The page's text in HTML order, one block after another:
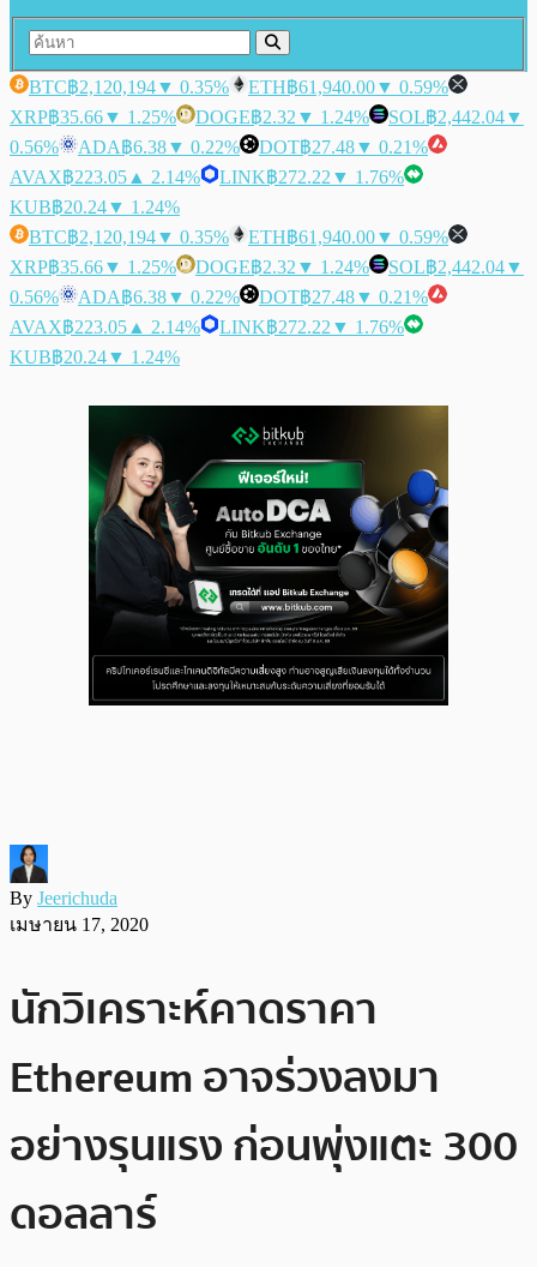
BTC฿2,120,194▼ 0.35% ETH฿61,940.00▼ 0.59%
XRP฿35.66▼ 1.25% DOGE฿2.32 ▼ 1.24% SOL฿2,442.04▼
0.56%
ADA฿6.38▼ 0.22% DOT฿27.48▼ 0.21%
AVAX฿223.05 ▲ 2.14% LINK฿272.22 ▼ 1.76%
KUB฿20.24▼ 1.24%
BTC฿2,120,194▼ 0.35% ETH฿61,940.00▼ 0.59%
XRP฿35.66▼ 1.25% DOGE฿2.32 ▼ 1.24% SOL฿2,442.04▼
0.56%
ADA฿6.38▼ 0.22% DOT฿27.48▼ 0.21%
AVAX฿223.05 ▲ 2.14% LINK฿272.22 ▼ 1.76%
KUB฿20.24▼ 1.24%
By Jeerichuda
เมษายน 17, 2020
นักวิเคราะห์คาดราคา
Ethereum อาจร่วงลงมา
อย่างรุนแรง ก่อนพุ่งแตะ 300
ดอลลาร์